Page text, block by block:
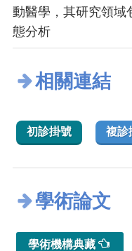
動醫學，其研究領域
態分析
相關連結
初診掛號 複診
學術論文
學術機構典藏